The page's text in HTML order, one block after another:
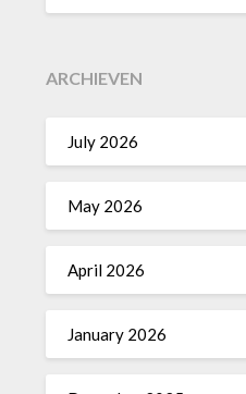
ARCHIEVEN
July 2026
May 2026
April 2026
January 2026